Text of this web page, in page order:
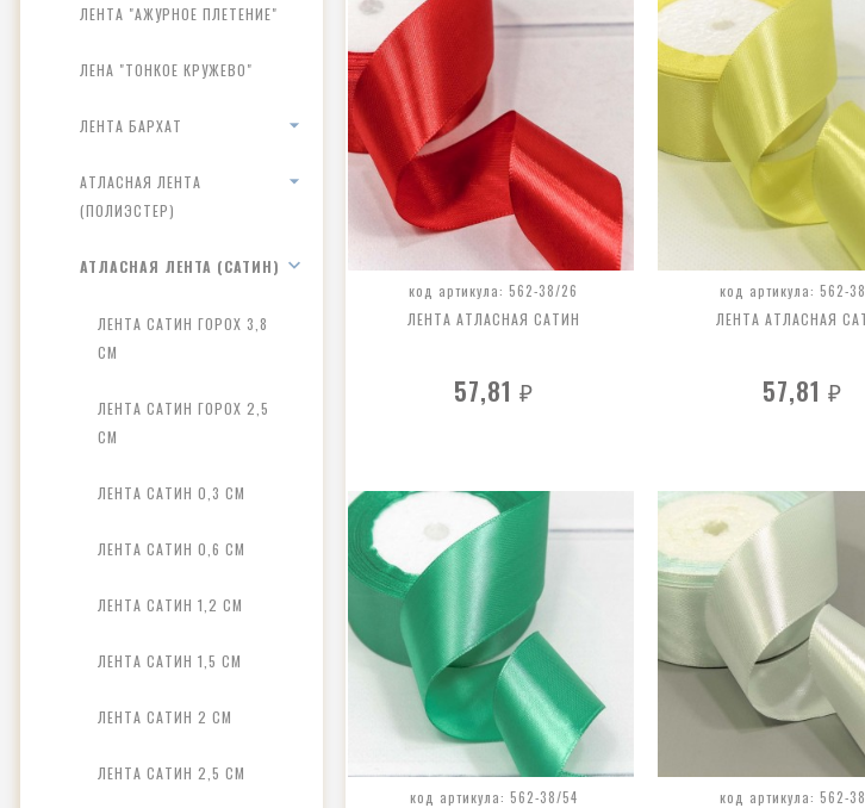
ЛЕНТА "АЖУРНОЕ ПЛЕТЕНИЕ"
ЛЕНА "ТОНКОЕ КРУЖЕВО"
ЛЕНТА БАРХАТ
АТЛАСНАЯ ЛЕНТА
(ПОЛИЭСТЕР)
АТЛАСНАЯ ЛЕНТА (САТИН)
ЛЕНТА САТИН ГОРОХ 3,8
СМ
ЛЕНТА САТИН ГОРОХ 2,5
СМ
ЛЕНТА САТИН 0,3 СМ
ЛЕНТА САТИН 0,6 СМ
ЛЕНТА САТИН 1,2 СМ
ЛЕНТА САТИН 1,5 СМ
ЛЕНТА САТИН 2 СМ
ЛЕНТА САТИН 2,5 СМ
код артикула: 562-38/26
ЛЕНТА АТЛАСНАЯ САТИН
57,81 ₽
код артикула: 562-
ЛЕНТА АТЛАСНАЯ
57,81₽
код артикула: 562-38/54
код артикула: 562-